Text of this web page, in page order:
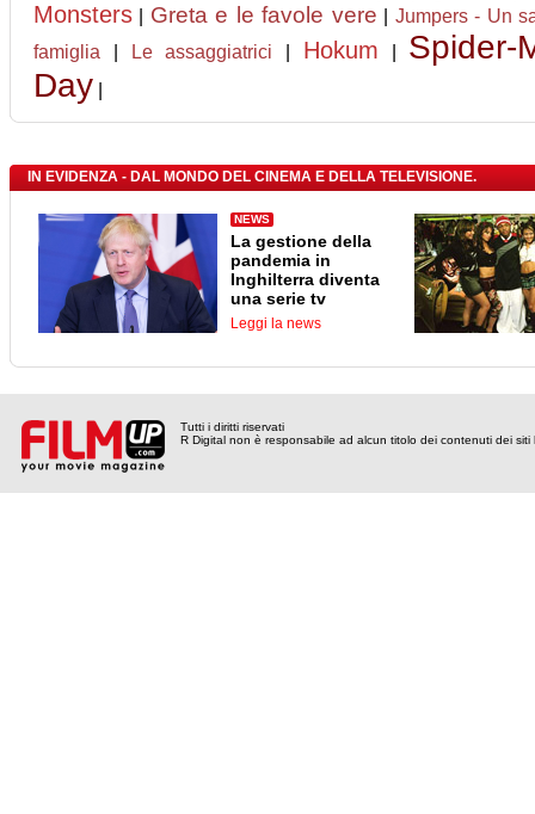
Monsters Greta e le favole vere
Jumpers - Un
famiglia
Le assaggiatrici Hokum
Spider-
Day
IN EVIDENZA - DAL MONDO DEL CINEMA E DELLA TELEVISIONE.
NEWS
La gestione della
pandemia in
Inghilterra diventa
una serie tv
Leggi la news
Tutti i diritti riservati
R Digital non è responsabile ad alcun titolo dei contenuti dei siti